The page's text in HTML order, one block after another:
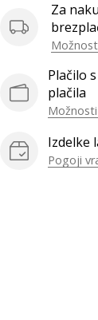
Za
Plačilo
plačila
Izdelke
Pogoji